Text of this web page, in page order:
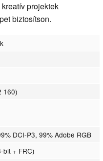
projektek
biztosítson.
160)
DCI-P3, 99% Adobe RGB
bit + FRC)